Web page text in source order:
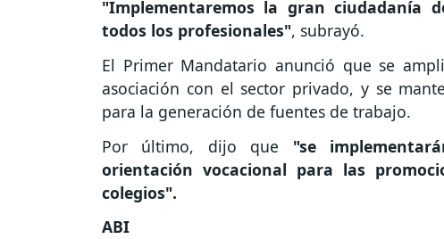
"Implementaremos la gran ciudadanía
todos los profesionales", subrayó.
El Primer Mandatario anunció que se
asociación con el sector privado, y se
para la generación de fuentes de trabajo.
Por último, dijo que "se
orientación vocacional para las
colegios".
ABI